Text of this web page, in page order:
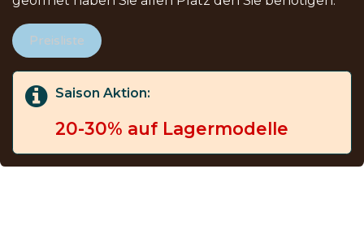
Preisliste
Saison Aktion:
20-30% auf Lagermodelle